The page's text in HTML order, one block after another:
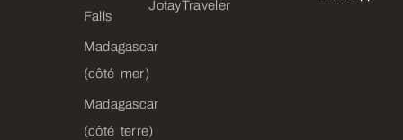
Falls
Madagascar
(côté mer)
Madagascar
(côté terre)
JotayTraveler